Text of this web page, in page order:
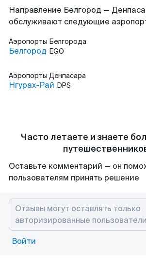
Направление Белгород —
обслуживают следующие
Аэропорты Белгорода
Белгород EGO
Аэропорты Денпасара
Нгурах-Рай DPS
Часто летаете и знаете
Оставьте комментарий — он
пользователям принять решение
Войти